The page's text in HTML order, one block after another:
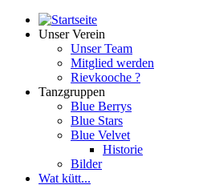
Unser Verein
Unser Team
Mitglied werden
Rievkooche ?
Tanzgruppen
Blue Berrys
Blue Stars
Blue Velvet
Historie
Bilder
Wat kütt...